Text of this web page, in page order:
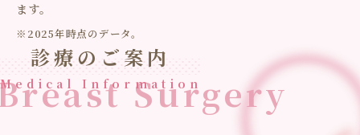
ます。
※2025年時点のデータ。
診療のご案内
Medical InformationSurgery